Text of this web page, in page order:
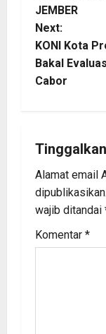
t
n
a
g
a
i
JEMBER
Next:
KONI Kota
Bakal
Cabor
Alamat email
dipublikasikan.
wajib ditandai
Komentar *